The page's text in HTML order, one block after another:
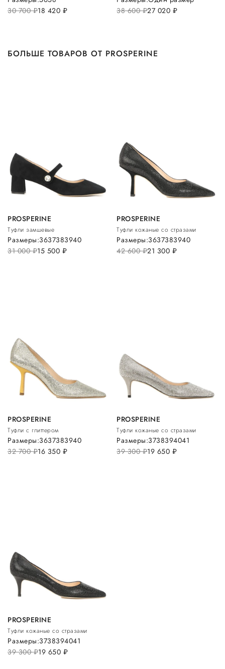
30 700руб.18 420 руб.
38 600руб.27 020 руб.
БОЛЬШЕ ТОВАРОВ ОТ PROSPERINE
PROSPERINE
Туфли замшевые
31 000руб.15 500 руб.
Размеры:3637383940
PROSPERINE
Туфли кожаные со стразами
42 600руб.21 300 руб.
Размеры:3637383940
PROSPERINE
Туфли с глиттером
32 700руб.16 350 руб.
Размеры:3637383940
PROSPERINE
Туфли кожаные со стразами
39 300руб.19 650 руб.
Размеры:3738394041
PROSPERINE
Туфли кожаные со стразами
39 300руб.19 650 руб.
Размеры:3738394041